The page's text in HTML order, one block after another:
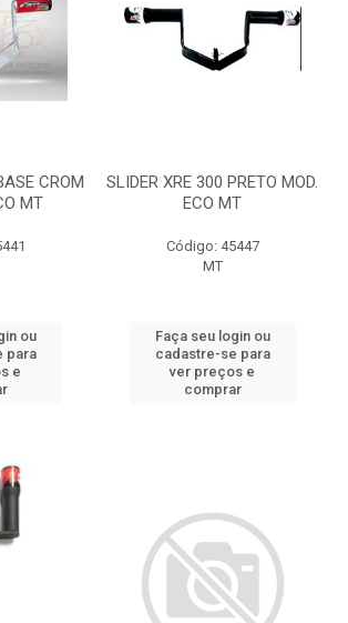
CROM
MT
ou
para
e
SLIDER XRE 300 PRETO MOD.
ECO MT
Código: 45447
MT
Faça seu login ou
cadastre-se para
ver preços e
comprar